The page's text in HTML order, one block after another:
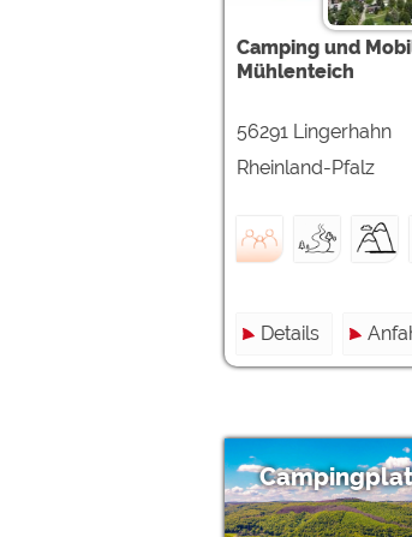
Camping und
Mühlenteich
56291 Lingerhahn
Rheinland-Pfalz
Details
Die